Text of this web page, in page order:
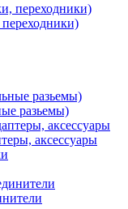
разьемы)
аксессуары